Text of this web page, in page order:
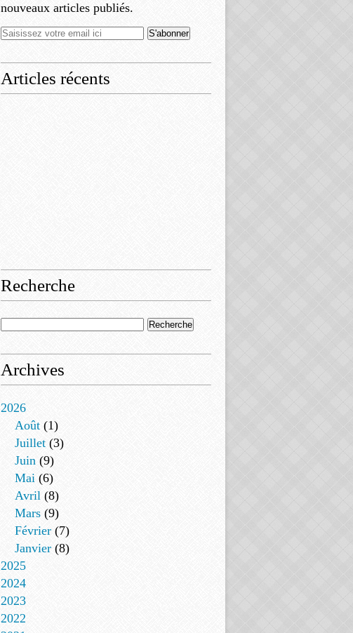
nouveaux articles publiés.
Articles récents
Recherche
Archives
2026
Août (1)
Juillet (3)
Juin (9)
Mai (6)
Avril (8)
Mars (9)
Février (7)
Janvier (8)
2025
2024
2023
2022